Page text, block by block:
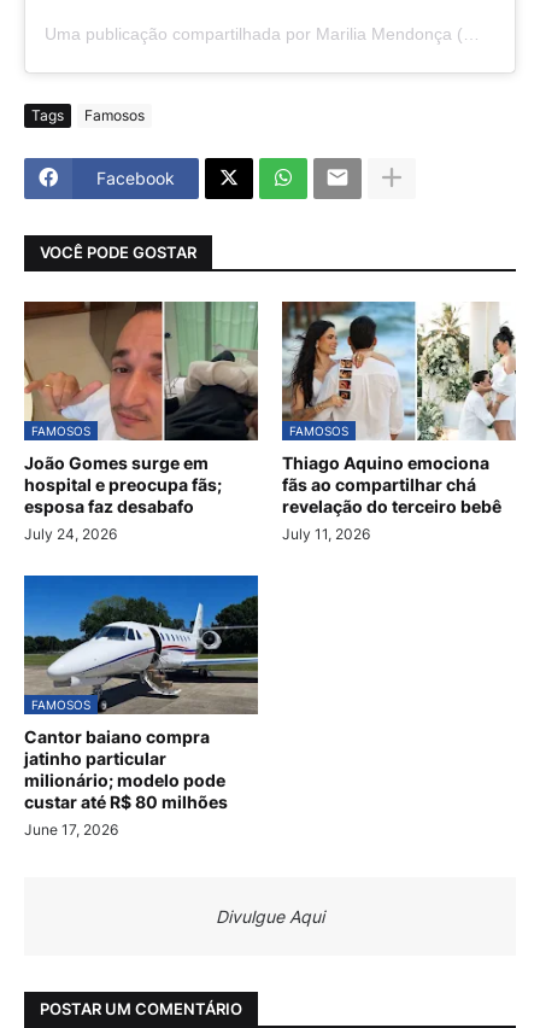
Tags Famosos
Facebook
VOCÊ PODE GOSTAR
FAMOSOS
João Gomes surge em
hospital e preocupa fãs;
esposa faz desabafo
July 24, 2026
FAMOSOS
Thiago Aquino emociona
fãs ao compartilhar chá
revelação do terceiro bebê
July 11, 2026
FAMOSOS
Cantor baiano compra
jatinho particular
milionário; modelo pode
custar até R$ 80 milhões
June 17, 2026
Divulgue Aqui
POSTAR UM COMENTÁRIO